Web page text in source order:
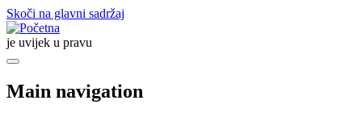
Skoči na glavni sadržaj
je uvijek u pravu
Main navigation